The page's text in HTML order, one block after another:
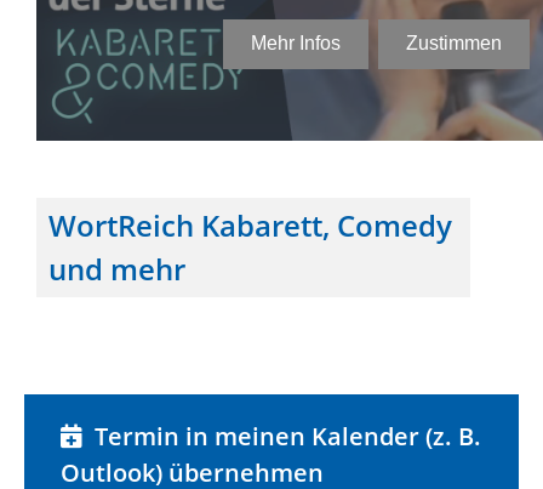
WortReich Kabarett, Comedy
und mehr
Termin in meinen Kalender (z. B.
Outlook) übernehmen